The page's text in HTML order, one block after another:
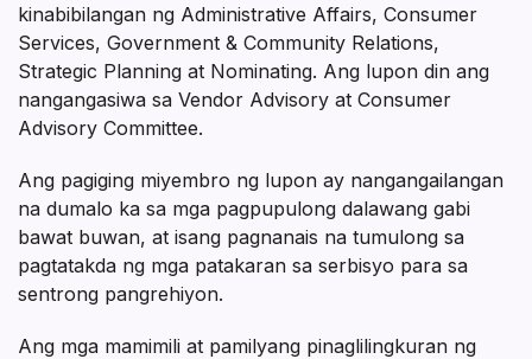
kinabibilangan ng Administrative Affairs, Consumer
Services, Government & Community Relations,
Strategic Planning at Nominating. Ang lupon din ang
nangangasiwa sa Vendor Advisory at Consumer
Advisory Committee.
Ang pagiging miyembro ng lupon ay nangangailangan
na dumalo ka sa mga pagpupulong dalawang gabi
bawat buwan, at isang pagnanais na tumulong sa
pagtatakda ng mga patakaran sa serbisyo para sa
sentrong pangrehiyon.
Ang mga mamimili at pamilyang pinaglilingkuran ng